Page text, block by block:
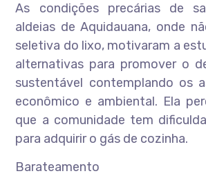
As condições precárias de
aldeias de Aquidauana, onde
seletiva do lixo, motivaram a
alternativas para promover o
sustentável contemplando os
econômico e ambiental. Ela
que a comunidade tem
para adquirir o gás de cozinha.
Barateamento